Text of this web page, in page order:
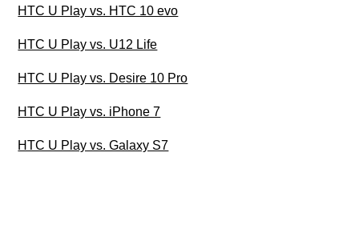
HTC U Play vs. HTC 10 evo
HTC U Play vs. U12 Life
HTC U Play vs. Desire 10 Pro
HTC U Play vs. iPhone 7
HTC U Play vs. Galaxy S7